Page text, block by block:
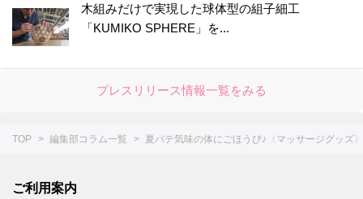
木組みだけで実現した球体型の組子細工
「KUMIKO SPHERE」を...
プレスリリース情報一覧をみる
TOP 編集部コラム一覧 夏バテ気味の体にごほうび♪〈マッサージグッ
ご利用案内